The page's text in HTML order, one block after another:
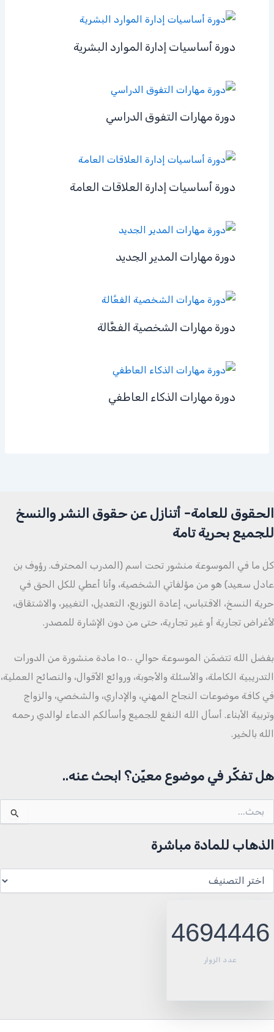
دورة أساسيات إدارة الموارد البشرية
دورة مهارات التفوق الدراسي
دورة أساسيات إدارة العلاقات العامة
دورة مهارات المدير الجديد
دورة مهارات الشخصية الفعَّالة
دورة مهارات الذكاء العاطفي
الحقوق للعامة- أتنازل عن حقوق النشر والنسخ
للجميع بحرية تامة
كل ما في الموسوعة منشور تحت اسم (المدرب المحترف. رؤوف بن
عادل سعيد) هو من مؤلفاتي الشخصية، وأنا أعطي للكل الحق في
حرية النسخ، الاقتباس، إعادة التوزيع، التعديل، التغيير، والاشتقاق،
لأغراض تجارية أو غير تجارية، حتى من دون الإشارة للمصدر.
بفضل الله تتضمّن الموسوعة حوالي ١٥٠٠ مادة منشورة من الدورات
التدريبية الكاملة، والأسئلة والأجوبة، وروائع الأقوال، والنصائح العملية،
في كافة موضوعات النجاح المهني، والإداري، والشخصي، والزواج
وتربية الأبناء. أسأل الله النفع للجميع وأسألكم الدعاء لوالدي رحمه
الله بالخير.
هل تفكّر في موضوع معيّن؟ ابحث عنه..
عن:
الذهاب للمادة مباشرة
للمادة
4694446
عدد الزوار